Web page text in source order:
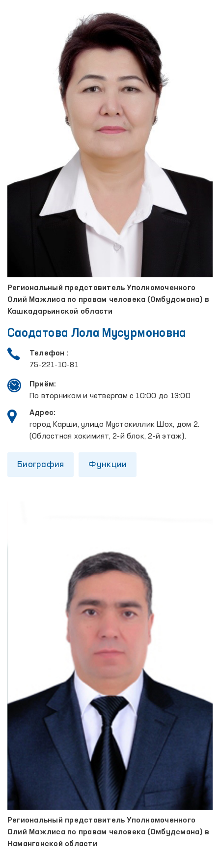
Региональный представитель Уполномоченного
Олий Мажлиса по правам человека (Омбудсмана) в
Кашкадарьинской области
Саодатова Лола Мусурмоновна
Телефон :
75-221-10-81
Приём:
По вторникам и четвергам с 10:00 до 13:00
Адрес:
город Карши, улица Мустакиллик Шох, дом 2.
(Областная хокимият, 2-й блок, 2-й этаж).
Биография Функции
Региональный представитель Уполномоченного
Олий Мажлиса по правам человека (Омбудсмана) в
Наманганской области